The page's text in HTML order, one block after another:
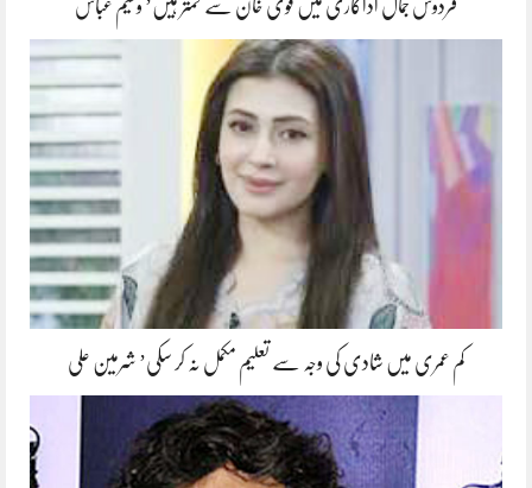
فردوس جمال اداکاری میں قوی خان سے کمتر ہیں’ وسیم عباس
کم عمری میں شادی کی وجہ سے تعلیم مکمل نہ کر سکی’ شرمین علی